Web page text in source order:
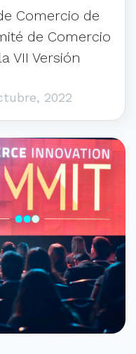
Comercio de
de Comercio
VII Versión
2022